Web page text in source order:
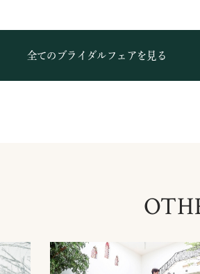
全てのブライダルフェアを見る